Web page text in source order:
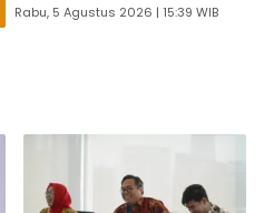
Rabu, 5 Agustus 2026 | 15:39 WIB